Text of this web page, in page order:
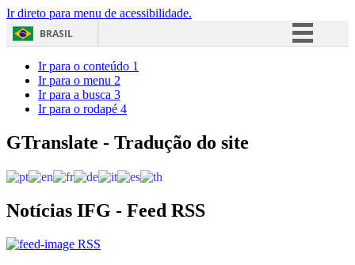
Ir direto para menu de acessibilidade.
BRASIL
Acesso à informação
Ir para o conteúdo 1
Ir para o menu 2
Ir para a busca 3
Ir para o rodapé 4
GTranslate - Tradução do site
Notícias IFG - Feed RSS
RSS